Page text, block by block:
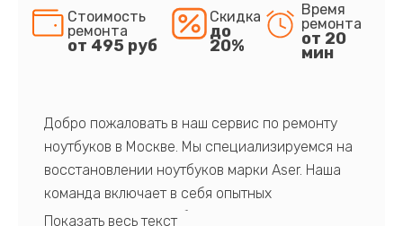
Стоимость
ремонта
от 495 руб
Скидка
до
20%
Время
ремонта
от 20
мин
Добро пожаловать в наш сервис по ремонту
ноутбуков в Москве. Мы специализируемся на
восстановлении ноутбуков марки Aser. Наша
команда включает в себя опытных
профессионалов с обширными знаниями и